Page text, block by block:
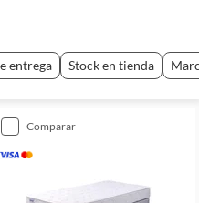
entrega Stock en tienda
comparar